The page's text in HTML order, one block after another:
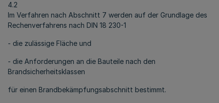
4.2
Im Verfahren nach Abschnitt 7 werden auf der Grundlage des
Rechenverfahrens nach DIN 18 230-1
- die zulässige Fläche und
- die Anforderungen an die Bauteile nach den
Brandsicherheitsklassen
für einen Brandbekämpfungsabschnitt bestimmt.